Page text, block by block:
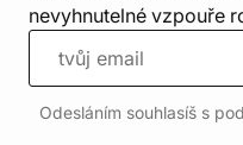
nevyhnutelné vzpouře
Odesláním souhlasíš s